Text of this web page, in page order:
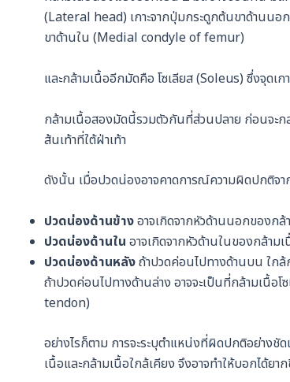
(Lateral head) เกาะจากปุ่มกระดูกต้นขาด้านน
ขาด้านใน (Medial condyle of femur)
และกล้ามเนื้ออีกมัดคือ โซเลียส (Soleus) ซึ่งจุดเ
กล้ามเนื้อสองมัดนี้รวมตัวกันที่ส่วนปลาย ก่อนจะก
ส้นเท้าที่ใต้ฝ่าเท้า
ดังนั้น เมื่อปวดน่องอาจคาดการณ์ความผิดปกติจา
ปวดน่องด้านข้างอาจเกิดจากหัวด้านนอกของก
ปวดน่องด้านใน อาจเกิดจากหัวด้านในของกล้าม
ปวดน่องด้านหลังถ้าปวดค่อนไปทางด้านบน ใก
ถ้าปวดค่อนไปทางด้านล่าง อาจจะเป็นที่กล้ามเนื้อ
tendon)
อย่างไรก็ตาม การจะระบุตำแหน่งที่ผิดปกติอย่างชั
เนื้อและกล้ามเนื้อใกล้เคียง จึงอาจทำให้บอกได้ยา